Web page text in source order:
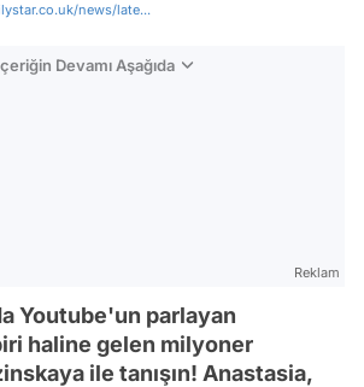
news/late...
Devamı Aşağıda
Reklam
Youtube'un parlayan
haline gelen milyoner
ile tanışın! Anastasia,